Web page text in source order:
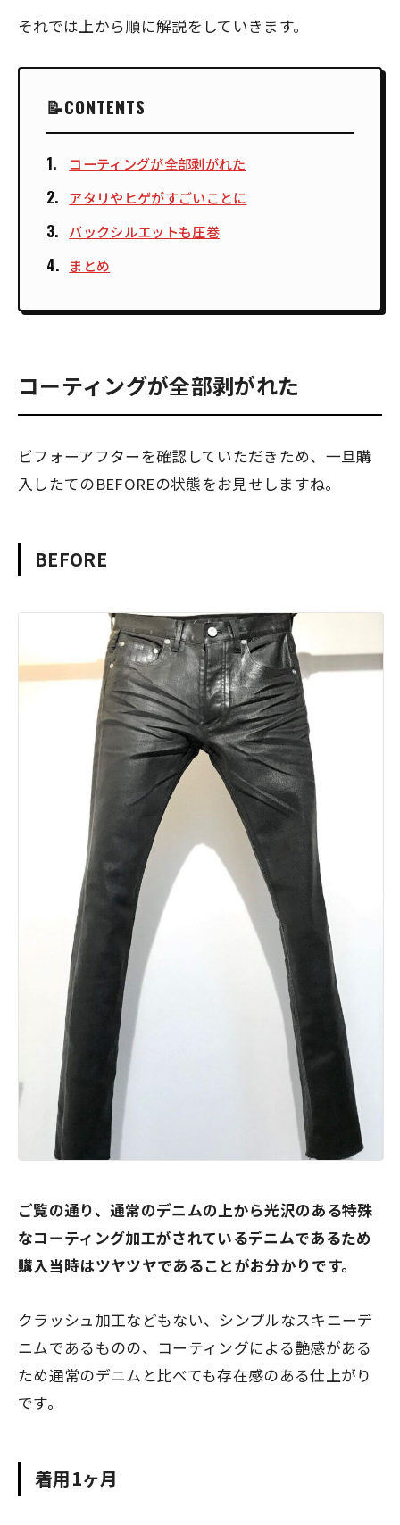
それでは上から順に解説をしていきます。
CONTENTS
コーティングが全部剥がれた
アタリやヒゲがすごいことに
バックシルエットも圧巻
まとめ
コーティングが全部剥がれた
ビフォーアフターを確認していただきため、一旦購
入したてのBEFOREの状態をお見せしますね。
BEFORE
ご覧の通り、通常のデニムの上から光沢のある特殊
なコーティング加工がされているデニムであるため
購入当時はツヤツヤであることがお分かりです。
クラッシュ加工などもない、シンプルなスキニーデ
ニムであるものの、コーティングによる艶感がある
ため通常のデニムと比べても存在感のある仕上がり
です。
着用1ヶ月